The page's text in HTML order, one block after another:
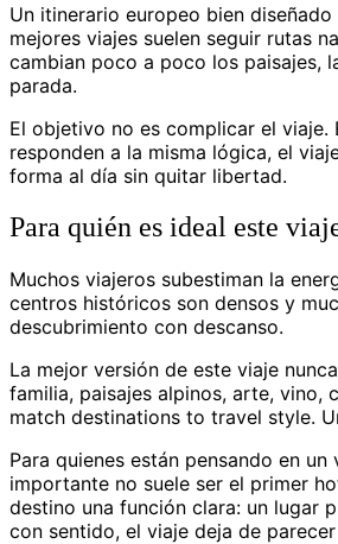
Un itinerario europeo bien
mejores viajes suelen seguir rutas
cambian poco a poco los paisajes,
parada.
El objetivo no es complicar el
responden a la misma lógica, el
forma al día sin quitar libertad.
Para quién es ideal este
Muchos viajeros subestiman la
centros históricos son densos y
descubrimiento con descanso.
La mejor versión de este viaje
familia, paisajes alpinos, arte, vino,
match destinations to travel style.
Para quienes están pensando en
importante no suele ser el primer
destino una función clara: un lugar
con sentido, el viaje deja de